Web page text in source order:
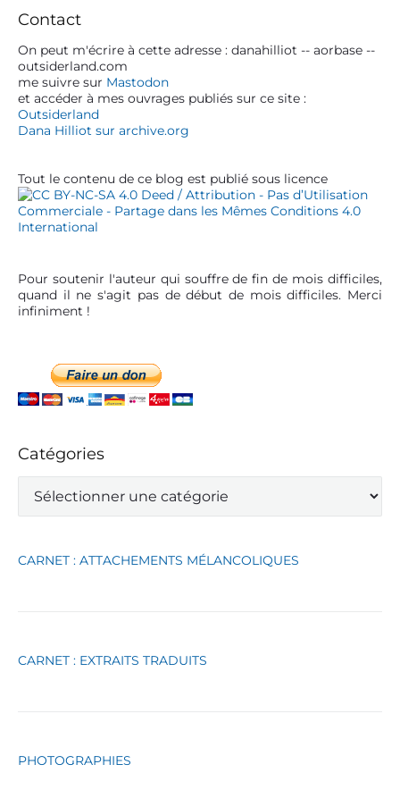
l
’
a
r
t
c
l
e
r
y
S
i
d
e
b
Contact
On peut m'écrire à cette adresse : danahilliot -- aorbase --
outsiderland.com
me suivre sur Mastodon
et accéder à mes ouvrages publiés sur ce site :
Outsiderland
Dana Hilliot sur archive.org
Tout le contenu de ce blog est publié sous licence
Pour soutenir l'auteur qui souffre de fin de mois difficiles,
quand il ne s'agit pas de début de mois difficiles. Merci
infiniment !
Catégories
t
o
CARNET : ATTACHEMENTS MÉLANCOLIQUES
CARNET : EXTRAITS TRADUITS
PHOTOGRAPHIES